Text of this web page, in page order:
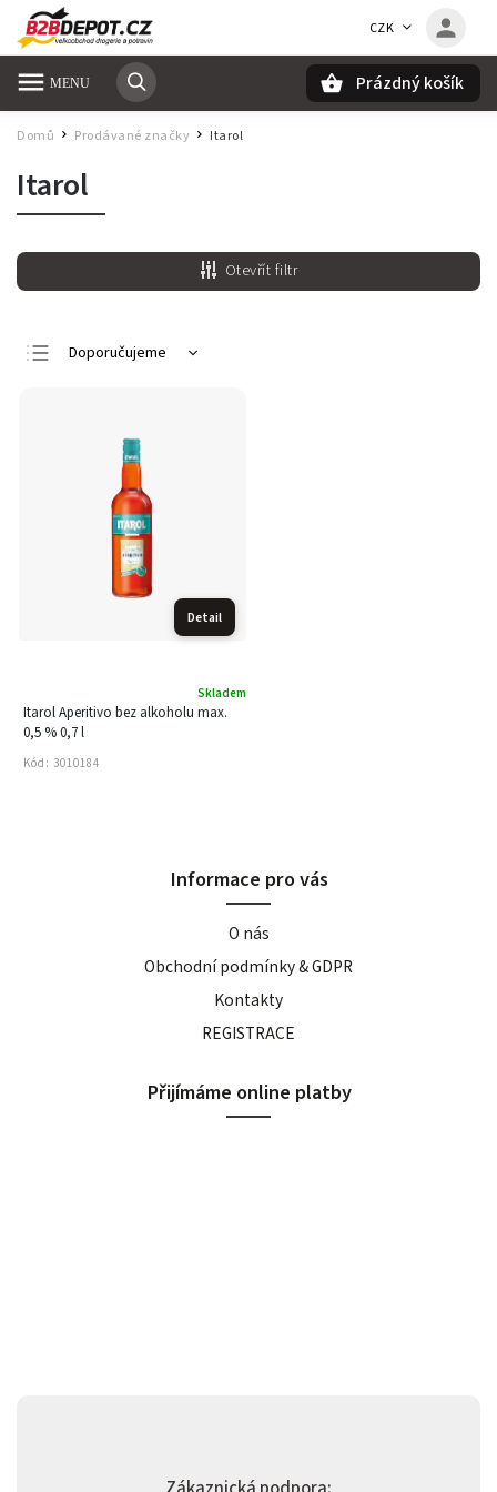
CZK
Prázdný košík
Domů / Prodávané značky / Itarol
Itarol
Otevřít filtr
Doporučujeme
Nejprodávanější
Abecedně
Detail
Itarol Aperitivo bez alkoholu max.
0,5 % 0,7 l
Skladem
Kód: 3010184
Informace pro vás
O nás
Obchodní podmínky & GDPR
Kontakty
REGISTRACE
Přijímáme online platby